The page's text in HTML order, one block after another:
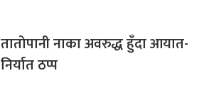
तातोपानी नाका अवरुद्ध हुँदा आयात-
निर्यात ठप्प